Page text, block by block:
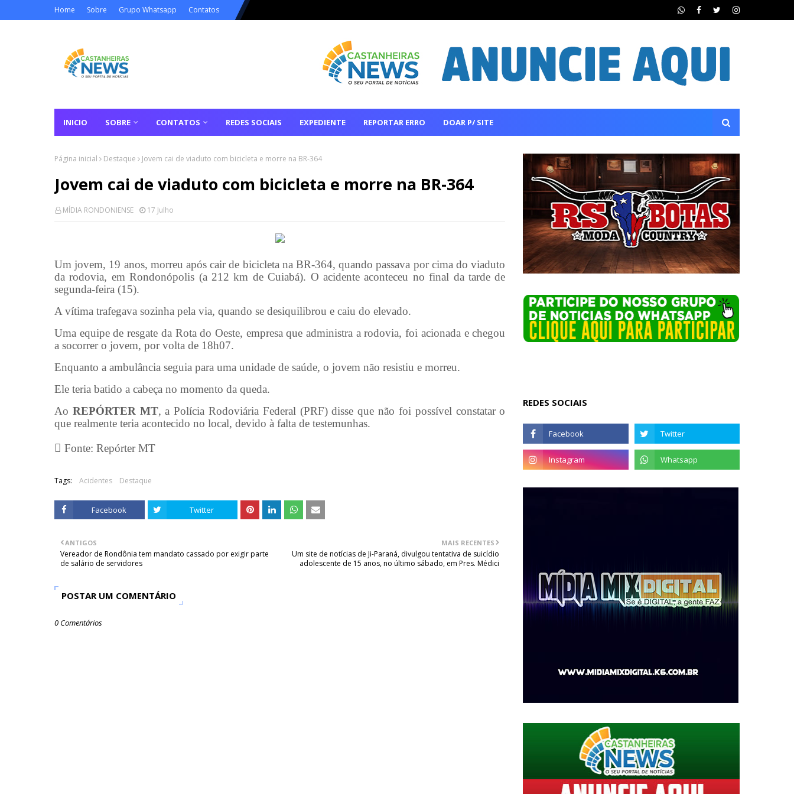
Home Sobre Grupo Whatsapp Contatos
INICIO SOBRE CONTATOS REDES SOCIAIS EXPEDIENTE REPORTAR ERRO DOAR P/ SITE
Página inicial Destaque Jovem cai de viaduto com bicicleta e morre na BR-364
Jovem cai de viaduto com bicicleta e morre na BR-364
MÍDIA RONDONIENSE 17 Julho
Um jovem, 19 anos, morreu após cair de bicicleta na BR-364, quando passava por cima do viaduto
da rodovia, em Rondonópolis (a 212 km de Cuiabá). O acidente aconteceu no final da tarde de
segunda-feira (15).
A vítima trafegava sozinha pela via, quando se desiquilibrou e caiu do elevado.
Uma equipe de resgate da Rota do Oeste, empresa que administra a rodovia, foi acionada e chegou
a socorrer o jovem, por volta de 18h07.
Enquanto a ambulância seguia para uma unidade de saúde, o jovem não resistiu e morreu.
Ele teria batido a cabeça no momento da queda.
Ao REPÓRTER MT, a Polícia Rodoviária Federal (PRF) disse que não foi possível constatar o
que realmente teria acontecido no local, devido à falta de testemunhas.
Fonte: Repórter MT
Tags: Acidentes Destaque
Facebook Twitter
MAIS RECENTES
Um site de notícias de Ji-Paraná, divulgou tentativa de suicídio
adolescente de 15 anos, no último sábado, em Pres. Médici
ANTIGOS
Vereador de Rondônia tem mandato cassado por exigir parte
de salário de servidores
POSTAR UM COMENTÁRIO
0 Comentários
REDES SOCIAIS